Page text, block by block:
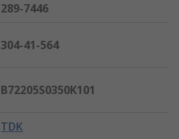
289-7446
304-41-564
B72205S0350K101
TDK